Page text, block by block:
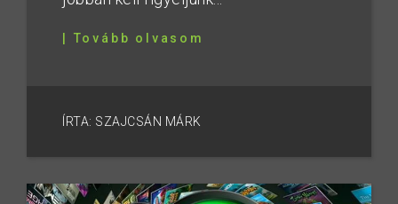
| Tovább olvasom
ÍRTA: SZAJCSÁN MÁRK